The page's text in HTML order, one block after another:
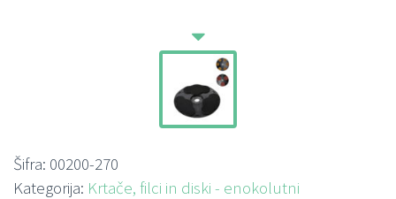
Šifra: 00200-270
Kategorija: Krtače, filci in diski - enokolutni